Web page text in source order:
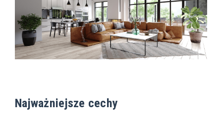
Najważniejsze cechy